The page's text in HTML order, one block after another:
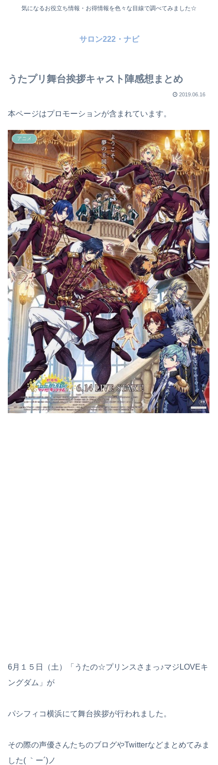
気になるお役立ち情報・お得情報を色々な目線で調べてみました☆
サロン222・ナビ
うたプリ舞台挨拶キャスト陣感想まとめ
2019.06.16
本ページはプロモーションが含まれています。
アニメ
6月１５日（土）「うたの☆プリンスさまっ♪マジLOVEキ
ングダム」が
パシフィコ横浜にて舞台挨拶が行われました。
その際の声優さんたちのブログやTwitterなどまとめてみま
した( ｀ー´)ノ